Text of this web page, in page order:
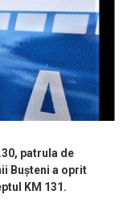
patrula de
Bușteni a oprit
KM 131.